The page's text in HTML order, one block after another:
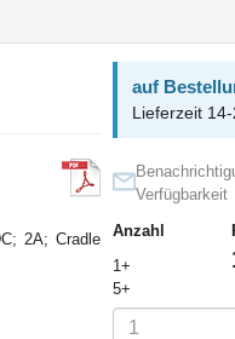
2A; Cradle
auf
Lieferzeit
Verfügbarkeit
Anzahl
1+
5+